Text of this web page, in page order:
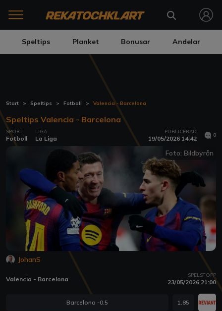
Speltips Planket Bonusar Andelar
Start Speltips Fotboll Valencia - Barcelona
Speltips Valencia - Barcelona
SPORT
Fotboll
LIGA
La Liga
PUBLICERAD
19/05/2026 14:42 0
Foto: Bildbyrån
JohanS
Valencia - Barcelona SPELSTOPP
23/05/2026 21:00
Barcelona -0.5 1.85